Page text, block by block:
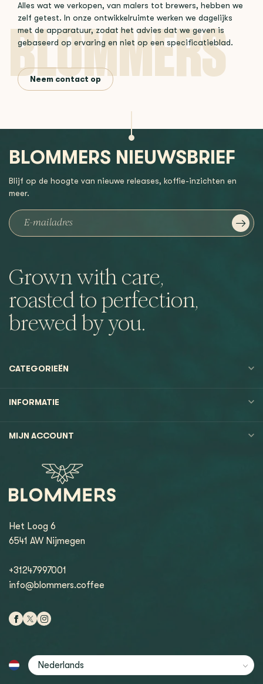
Alles wat we verkopen, van malers tot brewers, hebben we
zelf getest. In onze ontwikkelruimte werken we dagelijks
met de apparatuur, zodat het advies dat we geven is
gebaseerd op ervaring en niet op een specificatieblad.
Neem contact op
Grown with care,
roasted to perfection,
brewed by you.
BLOMMERS NIEUWSBRIEF
Blijf op de hoogte van nieuwe releases, koffie-inzichten en
meer.
CATEGORIEËN
INFORMATIE
MIJN ACCOUNT
Het Loog 6
6541 AW Nijmegen
+31247997001
info@blommers.coffee